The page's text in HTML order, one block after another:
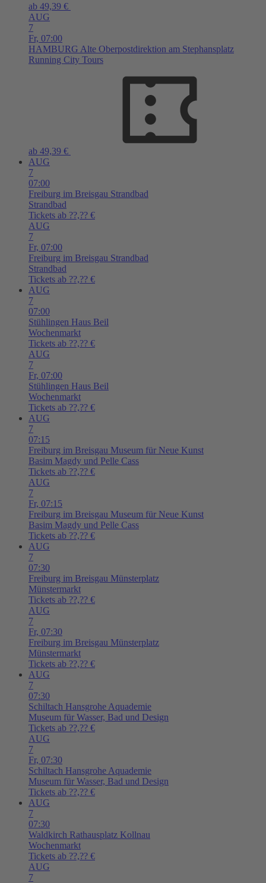
ab 49,39 €
AUG
7
Fr, 07:00
HAMBURG Alte Oberpostdirektion am Stephansplatz
Running City Tours
ab 49,39 €
AUG
7
07:00
Freiburg im Breisgau Strandbad
Strandbad
Tickets ab ??,?? €
AUG
7
Fr, 07:00
Freiburg im Breisgau Strandbad
Strandbad
Tickets ab ??,?? €
AUG
7
07:00
Stühlingen Haus Beil
Wochenmarkt
Tickets ab ??,?? €
AUG
7
Fr, 07:00
Stühlingen Haus Beil
Wochenmarkt
Tickets ab ??,?? €
AUG
7
07:15
Freiburg im Breisgau Museum für Neue Kunst
Basim Magdy und Pelle Cass
Tickets ab ??,?? €
AUG
7
Fr, 07:15
Freiburg im Breisgau Museum für Neue Kunst
Basim Magdy und Pelle Cass
Tickets ab ??,?? €
AUG
7
07:30
Freiburg im Breisgau Münsterplatz
Münstermarkt
Tickets ab ??,?? €
AUG
7
Fr, 07:30
Freiburg im Breisgau Münsterplatz
Münstermarkt
Tickets ab ??,?? €
AUG
7
07:30
Schiltach Hansgrohe Aquademie
Museum für Wasser, Bad und Design
Tickets ab ??,?? €
AUG
7
Fr, 07:30
Schiltach Hansgrohe Aquademie
Museum für Wasser, Bad und Design
Tickets ab ??,?? €
AUG
7
07:30
Waldkirch Rathausplatz Kollnau
Wochenmarkt
Tickets ab ??,?? €
AUG
7